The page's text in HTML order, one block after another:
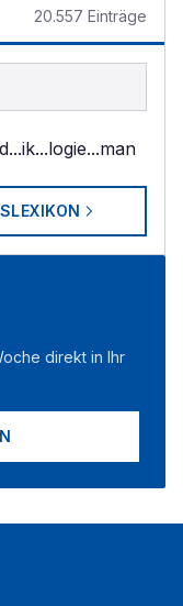
20.557 Einträge
...ik...logie...man
direkt in Ihr